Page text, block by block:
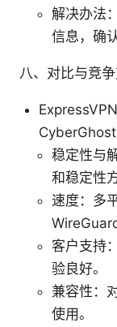
解决办法
信息，确
八、对比与竞
CyberGhost
稳定性与
和稳定性
速度：多
客户支持
验良好。
兼容性：
使用。